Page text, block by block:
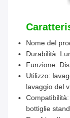
Nome del
Durabilità:
Funzione:
Utilizzo:
lavaggio del
bottiglie